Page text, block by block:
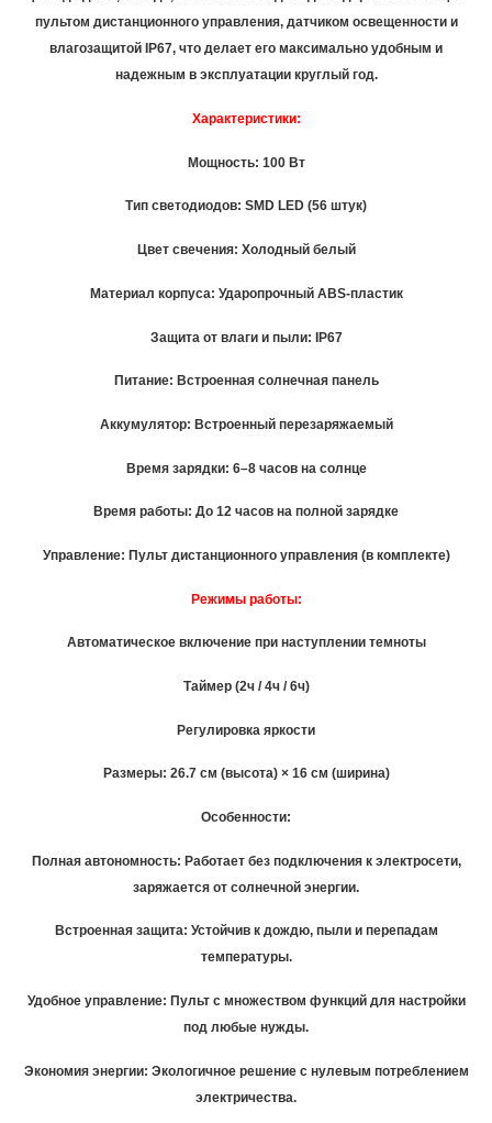
пультом дистанционного управления, датчиком освещенности и
влагозащитой IP67, что делает его максимально удобным и
надежным в эксплуатации круглый год.
Характеристики:
Мощность: 100 Вт
Тип светодиодов: SMD LED (56 штук)
Цвет свечения: Холодный белый
Материал корпуса: Ударопрочный ABS-пластик
Защита от влаги и пыли: IP67
Питание: Встроенная солнечная панель
Аккумулятор: Встроенный перезаряжаемый
Время зарядки: 6–8 часов на солнце
Время работы: До 12 часов на полной зарядке
Управление: Пульт дистанционного управления (в комплекте)
Режимы работы:
Автоматическое включение при наступлении темноты
Таймер (2ч / 4ч / 6ч)
Регулировка яркости
Размеры: 26.7 см (высота) × 16 см (ширина)
Особенности:
Полная автономность: Работает без подключения к электросети,
заряжается от солнечной энергии.
Встроенная защита: Устойчив к дождю, пыли и перепадам
температуры.
Удобное управление: Пульт с множеством функций для настройки
под любые нужды.
Экономия энергии: Экологичное решение с нулевым потреблением
электричества.